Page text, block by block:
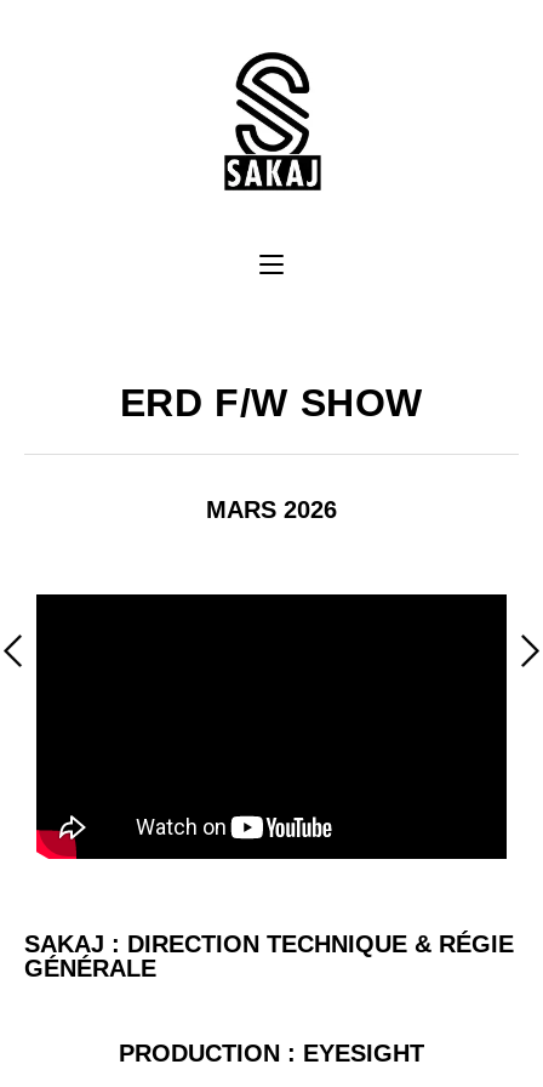
ERD F/W SHOW
MARS 2026
SAKAJ : DIRECTION TECHNIQUE & RÉGIE
GÉNÉRALE
PRODUCTION : EYESIGHT